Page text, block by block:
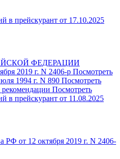
в прейскурант от 17.10.2025
ФЕДЕРАЦИИ
2019 г. N 2406-р Посмотреть
1994 г. N 890 Посмотреть
Посмотреть
в прейскурант от 11.08.2025
РФ от 12 октября 2019 г. N 2406-